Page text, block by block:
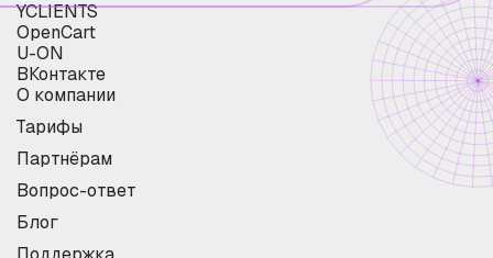
YCLIENTS
OpenCart
U-ON
ВКонтакте
О компании
Тарифы
Партнёрам
Вопрос-ответ
Блог